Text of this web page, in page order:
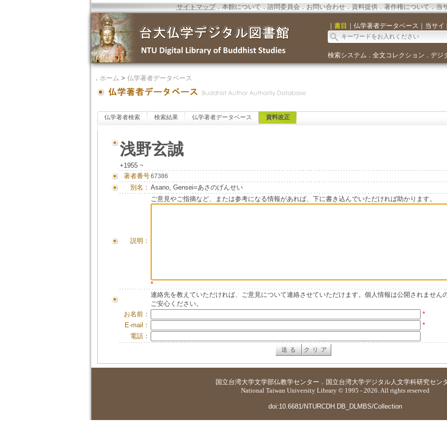
サイトマップ．本館について．諮問委員会． お問い合わせ． 資料提供．著作権について．当
｜ 書目 ｜ 仏学著者データベース ｜ 当サイ
検索システム ． 全文コレクション ． デジ
． ホーム > 仏学著者データベース
仏学著者検索 検索結果 仏学著者データベース 資料改正
浅野玄誠
+1955 ~
著者番号67386
別名： Asano, Gensei=あさのげんせい
説明：
ご意見やご指摘など、または参考になる情報があれば、下に書き込んでいただければ助かります。
*
連絡先を教えていただければ、ご意見について連絡させていただけます。個人情報は公開されません
ご安心ください。
お名前：
*
E-mail：
*
電話：
国立台湾大学文学部仏教学センター ． 国立台湾大学デジタル人文学科研究セン
National Taiwan University Library © 1995 - 2026. All rights reserved
doi:10.6681/NTURCDH.DB_DLMBS/Collection